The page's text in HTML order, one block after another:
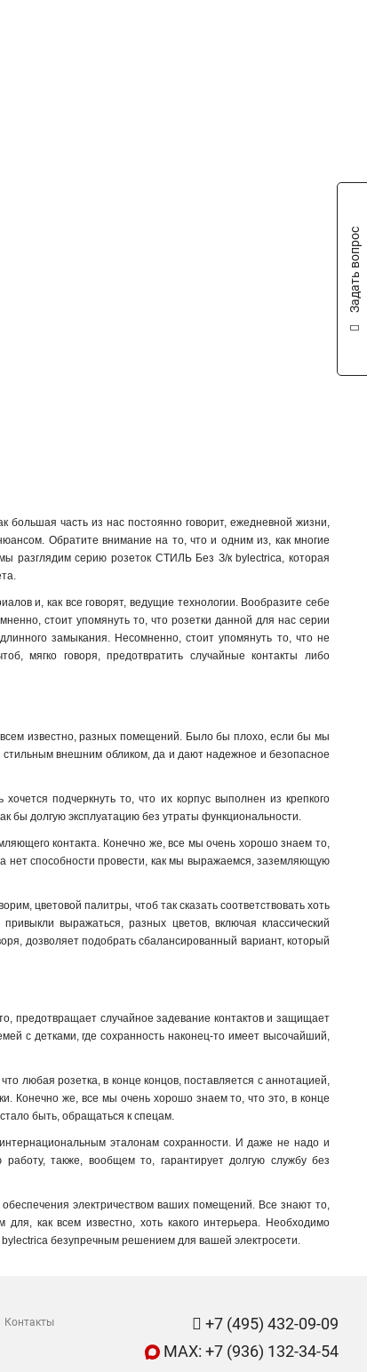
большая часть из нас постоянно говорит, ежедневной жизни,
Обратите внимание на то, что и одним из, как многие
разглядим серию розеток СТИЛЬ Без З/к bylectrica, которая
и, как все говорят, ведущие технологии. Вообразите себе
стоит упомянуть то, что розетки данной для нас серии
замыкания. Несомненно, стоит упомянуть то, что не
мягко говоря, предотвратить случайные контакты либо
известно, разных помещений. Было бы плохо, если бы мы
внешним обликом, да и дают надежное и безопасное
подчеркнуть то, что их корпус выполнен из крепкого
бы долгую эксплуатацию без утраты функциональности.
контакта. Конечно же, все мы очень хорошо знаем то,
нет способности провести, как мы выражаемся, заземляющую
цветовой палитры, чтоб так сказать соответствовать хоть
выражаться, разных цветов, включая классический
дозволяет подобрать сбалансированный вариант, который
предотвращает случайное задевание контактов и защищает
с детками, где сохранность наконец-то имеет высочайший,
любая розетка, в конце концов, поставляется с аннотацией,
Конечно же, все мы очень хорошо знаем то, что это, в конце
быть, обращаться к спецам.
эталонам сохранности. И даже не надо и
также, вообщем то, гарантирует долгую службу без
электричеством ваших помещений. Все знают то,
как всем известно, хоть какого интерьера. Необходимо
bylectrica безупречным решением для вашей электросети.
Контакты
+7 (495) 432-09-09
MAX: +7 (936) 132-34-54
Задать вопрос